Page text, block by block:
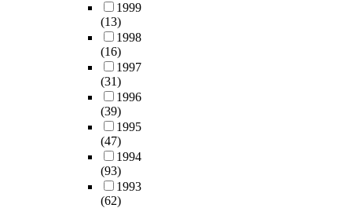
1999
(13)
1998
(16)
1997
(31)
1996
(39)
1995
(47)
1994
(93)
1993
(62)